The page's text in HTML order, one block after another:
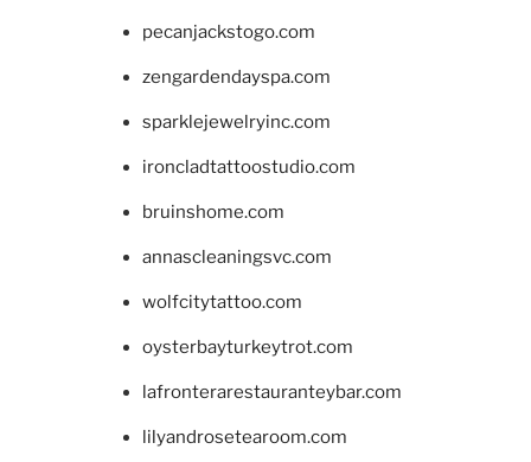
pecanjackstogo.com
zengardendayspa.com
sparklejewelryinc.com
ironcladtattoostudio.com
bruinshome.com
annascleaningsvc.com
wolfcitytattoo.com
oysterbayturkeytrot.com
lafronterarestauranteybar.com
lilyandrosetearoom.com